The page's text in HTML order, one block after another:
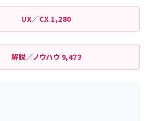
UX／CX 1,280
解説／ノウハウ 9,473